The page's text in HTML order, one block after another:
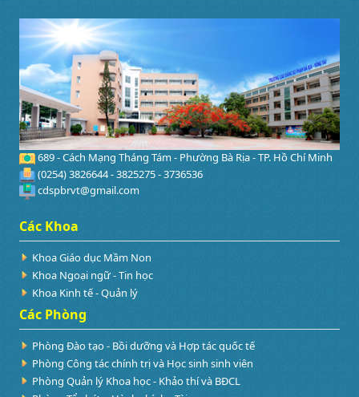
689 - Cách Mạng Tháng Tám - Phường Bà Rịa - TP. Hồ Chí Minh
(0254) 3826644 - 3825275 - 3736536
cdspbrvt@gmail.com
Các Khoa
Khoa Giáo dục Mầm Non
Khoa Ngoại ngữ - Tin học
Khoa Kinh tế - Quản lý
Các Phòng
Phòng Đào tạo - Bồi dưỡng và Hợp tác quốc tế
Phòng Công tác chính trị và Học sinh sinh viên
Phòng Quản lý Khoa học - Khảo thí và BĐCL